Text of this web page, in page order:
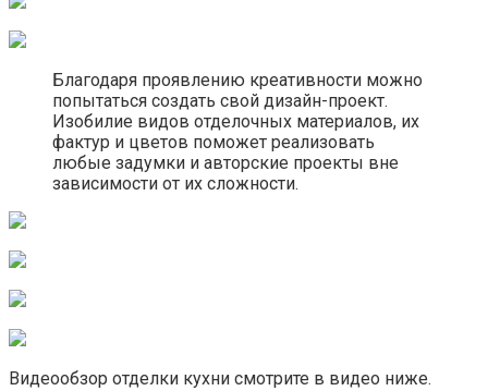
Благодаря проявлению креативности можно
попытаться создать свой дизайн-проект.
Изобилие видов отделочных материалов, их
фактур и цветов поможет реализовать
любые задумки и авторские проекты вне
зависимости от их сложности.
Видеообзор отделки кухни смотрите в видео ниже.